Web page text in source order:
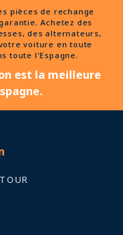
pièces de rechange
Achetez des
des alternateurs,
voiture en toute
toute l'Espagne.
est la meilleure